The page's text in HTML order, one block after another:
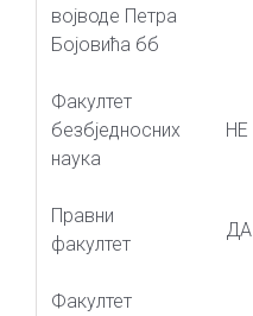
војводе Петра
Бојовића бб
Факултет
безбједносних
наука
НЕ
Правни
факултет
ДА
Факултет